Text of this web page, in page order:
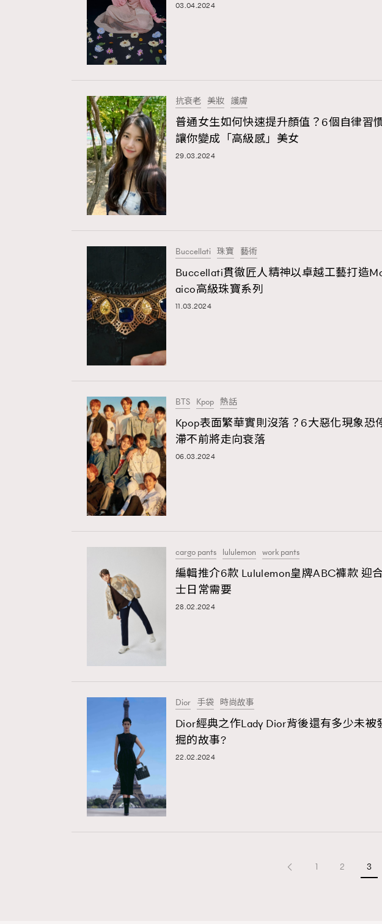
AFrenchMind
本人已詳閱並同意遵守本文列明條款及細則。 請瀏覽(
本人願意接收新傳媒集團的最新消息及其他宣傳資訊，本人同意新傳媒集團使
本人的個人資料於任何推廣用途。
03.04.2024
抗衰老 美妝 護膚
普通女生如何快速提升顏值？6個自律習
讓你變成「高級感」美女
29.03.2024
Buccellati 珠寶 藝術
Buccellati貫徹匠人精神以卓越工藝打造
aico高級珠寶系列
11.03.2024
BTS Kpop 熱話
Kpop表面繁華實則沒落？6大惡化現象恐
滯不前將走向衰落
06.03.2024
cargo pants lululemon work pants
編輯推介6款 Lululemon皇牌ABC褲款 迎
士日常需要
28.02.2024
Dior 手袋 時尚故事
Dior經典之作Lady Dior背後還有多少未被
掘的故事?
22.02.2024
1 2 3